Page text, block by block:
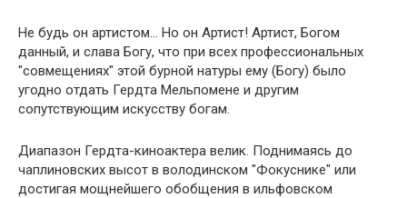
Не будь он артистом… Но он Артист! Артист, Богом
данный, и слава Богу, что при всех профессиональных
"совмещениях" этой бурной натуры ему (Богу) было
угодно отдать Гердта Мельпомене и другим
сопутствующим искусству богам.
Диапазон Гердта-киноактера велик. Поднимаясь до
чаплиновских высот в володинском "Фокуснике" или
достигая мощнейшего обобщения в ильфовском